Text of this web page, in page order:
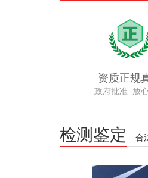
资质正规
政府批准 放
检测鉴定 合